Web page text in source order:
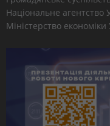
Національне агентство
Міністерство економіки